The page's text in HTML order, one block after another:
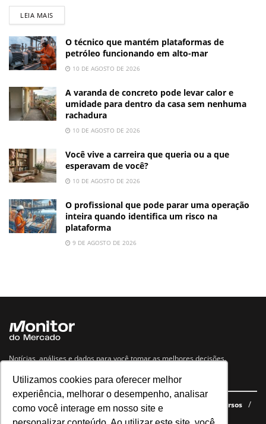
Utilizamos cookies para oferecer melhor
experiência, melhorar o desempenho, analisar
como você interage em nosso site e
LEIA MAIS
O técnico que mantém plataformas de
petróleo funcionando em alto-mar
10 DE AGOSTO DE 2026
A varanda de concreto pode levar calor e
umidade para dentro da casa sem nenhuma
rachadura
10 DE AGOSTO DE 2026
Você vive a carreira que queria ou a que
esperavam de você?
10 DE AGOSTO DE 2026
O profissional que pode parar uma operação
inteira quando identifica um risco na
plataforma
9 DE AGOSTO DE 2026
Notícias, análises e dados para você tomar as melhores decisões.
Navegue no site
Últimas notícias Quem somos E-books gratuitos
Cursos
Política de privacidade